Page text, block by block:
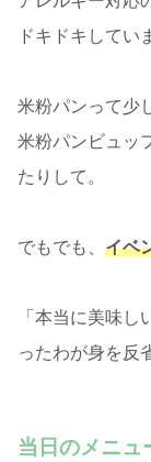
ドキドキしてい
米粉パンって少
米粉パンビュッ
たりして。
でもでも、 イベ
「本当に美味
ったわが身を反
当日のメニュ